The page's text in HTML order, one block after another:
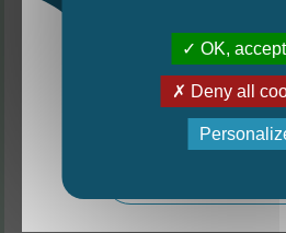
La nouvelle édition du
OK, accept
Deny all